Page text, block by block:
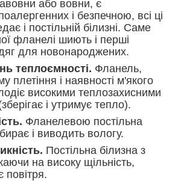
або вовни, є
і безпечною, всі ці
і постільній білизні. Саме
фланелі шиють і перші
для новонароджених.
теплоємності. Фланель,
плетіння і наявності м'якого
високими теплозахисними
і утримує тепло).
Фланелевою постільна
і виводить вологу.
Постільна білизна з
на високу щільність,
повітря.